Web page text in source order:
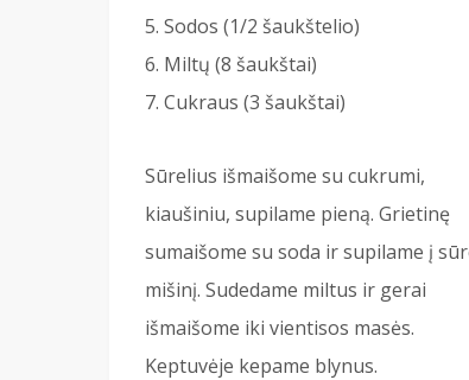
Sodos (1/2 šaukštelio)
Miltų (8 šaukštai)
Cukraus (3 šaukštai)
Sūrelius išmaišome su cukrumi,
kiaušiniu, supilame pieną. Grietinę
sumaišome su soda ir supilame į
mišinį. Sudedame miltus ir gerai
išmaišome iki vientisos masės.
Keptuvėje kepame blynus.